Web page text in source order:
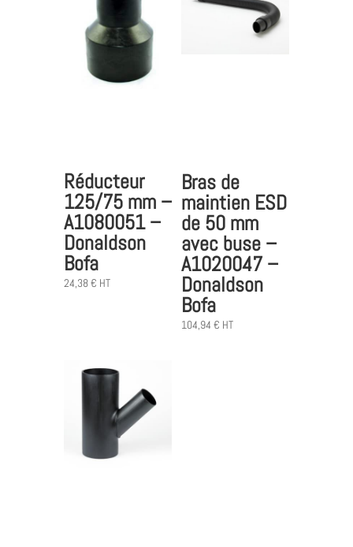
Réducteur
125/75 mm –
A1080051 –
Donaldson
Bofa
24,38€ HT
Bras de
maintien ESD
de 50 mm
avec buse –
A1020047 –
Donaldson
Bofa
104,94 € HT